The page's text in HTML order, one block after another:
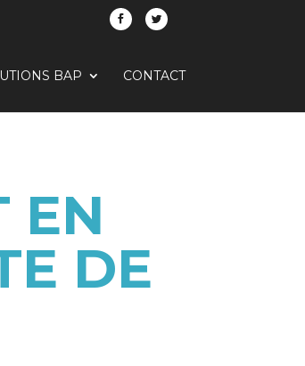
BAP CONTACT
EN
DE